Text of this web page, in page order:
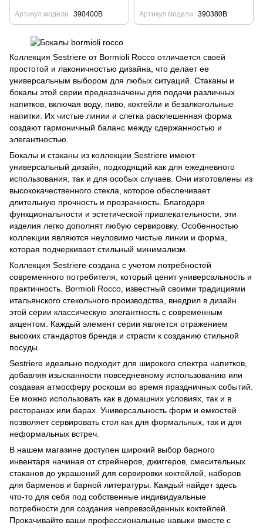
Артикул модели 390400B Артикул модели 390380B
Коллекция Sestriere от Bormioli Rocco отличается своей
простотой и лаконичностью дизайна, что делает ее
универсальным выбором для любых ситуаций. Стаканы и
бокалы этой серии предназначены для подачи различных
напитков, включая воду, пиво, коктейли и безалкогольные
напитки. Их чистые линии и слегка расклешенная форма
создают гармоничный баланс между сдержанностью и
элегантностью.
Бокалы и стаканы из коллекции Sestriere имеют
универсальный дизайн, подходящий как для ежедневного
использования, так и для особых случаев. Они изготовлены из
высококачественного стекла, которое обеспечивает
длительную прочность и прозрачность. Благодаря
функциональности и эстетической привлекательности, эти
изделия легко дополнят любую сервировку. Особенностью
коллекции являются неуловимо чистые линии и форма,
которая подчеркивает стильный минимализм.
Коллекция Sestriere создана с учетом потребностей
современного потребителя, который ценит универсальность и
практичность. Bormioli Rocco, известный своими традициями
итальянского стекольного производства, внедрил в дизайн
этой серии классическую элегантность с современным
акцентом. Каждый элемент серии является отражением
высоких стандартов бренда и страсти к созданию стильной
посуды.
Sestriere идеально подходит для широкого спектра напитков,
добавляя изысканности повседневному использованию или
создавая атмосферу роскоши во время праздничных событий.
Ее можно использовать как в домашних условиях, так и в
ресторанах или барах. Универсальность форм и емкостей
позволяет сервировать стол как для формальных, так и для
неформальных встреч.
В нашем магазине доступен широкий выбор барного
инвентаря начиная от стрейнеров, джиггеров, смесительных
стаканов до украшений для сервировки коктейлей
наборов
для барменов и барной литературы . Каждый найдет здесь
что-то для себя под собственные индивидуальные
потребности для создания непревзойденных коктейлей.
Прокачивайте ваши профессиональные навыки вместе с